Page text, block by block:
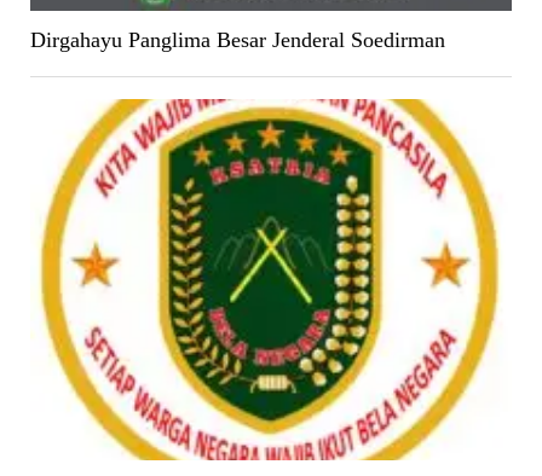
Dirgahayu Panglima Besar Jenderal Soedirman